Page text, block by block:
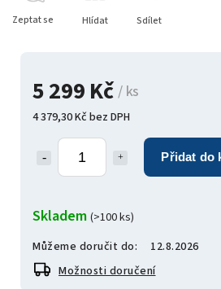
5 299 Kč/ ks
4 379,30 Kč bez DPH
Přidat do
Skladem (>100 ks)
Můžeme doručit do:
12.8.2026
Možnosti doručení
Zeptat se Hlídat Sdílet